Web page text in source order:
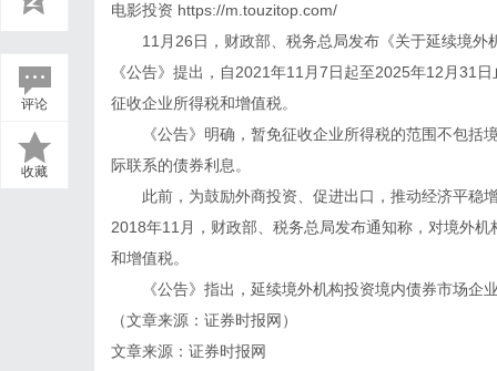
评论
收藏
电影投资 https://m.touzitop.com/
11月26日，财政部、税务总局发布《关于延续境外
《公告》提出，自2021年11月7日起至2025年12月31
征收企业所得税和增值税。
《公告》明确，暂免征收企业所得税的范围不包括
际联系的债券利息。
此前，为鼓励外商投资、促进出口，推动经济平稳
2018年11月，财政部、税务总局发布通知称，对境外
和增值税。
《公告》指出，延续境外机构投资境内债券市场企
（文章来源：证券时报网）
文章来源：证券时报网